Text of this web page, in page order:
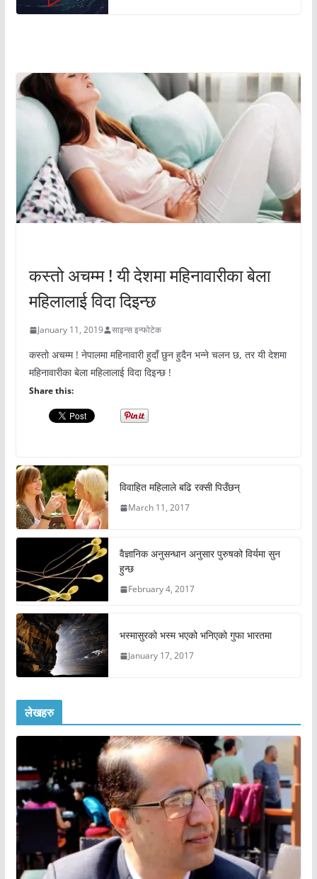
कस्तो अचम्म ! यी देशमा महिनावारीका बेला
महिलालाई विदा दिइन्छ
January 11, 2019 साइन्स इन्फोटेक
कस्तो अचम्म ! नेपालमा महिनावारी हुदाँ छुन हुदैन भन्ने चलन छ, तर यी देशमा
महिनावारीका बेला महिलालाई विदा दिइन्छ !
Share this:
विवाहित महिलाले बढि रक्सी पिउँछन्
March 11, 2017
वैज्ञानिक अनुसन्धान अनुसार पुरुषको विर्यमा सुन
हुन्छ
February 4, 2017
भस्मासुरको भस्म भएको भनिएको गुफा भारतमा
January 17, 2017
लेखहरु